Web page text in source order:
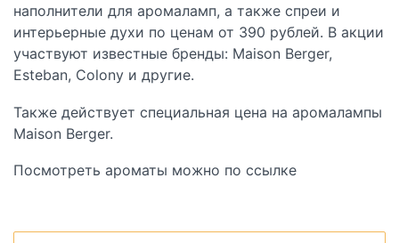
наполнители для аромаламп, а также спреи и
интерьерные духи по ценам от 390 рублей. В акции
участвуют известные бренды: Maison Berger,
Esteban, Colony и другие.
Также действует специальная цена на аромалампы
Maison Berger.
Посмотреть ароматы можно по ссылке